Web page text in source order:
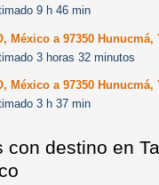
9 h 46 min
México a 97350 Hunucmá,
3 horas 32 minutos
México a 97350 Hunucmá,
3 h 37 min
con destino en